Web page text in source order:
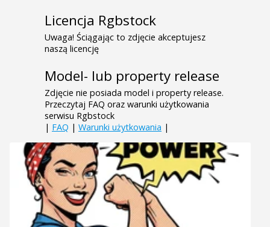
Licencja Rgbstock
Uwaga! Ściągając to zdjęcie akceptujesz
naszą licencję
Model- lub property release
Zdjęcie nie posiada model i property release.
Przeczytaj FAQ oraz warunki użytkowania
serwisu Rgbstock
| FAQ | Warunki użytkowania |